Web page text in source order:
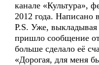
канале «Культура»,
2012 года. Написано
P.S. Уже,
пришло сообщение
больше сделало её
«Дорогая, для меня